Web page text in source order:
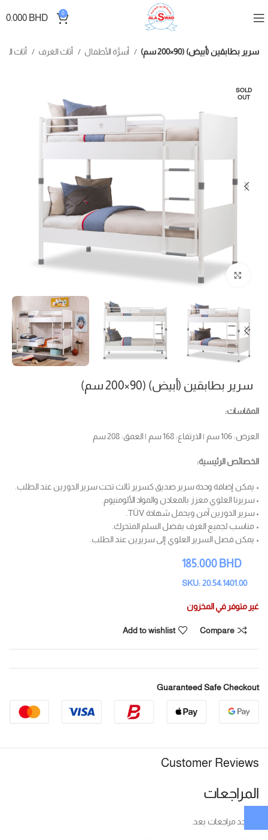
0
0.000 BHD
سرير بطابقين (أبيض) (90×200 سم)
SOLD
OUT
Click to enlarge
سرير بطابقين (أبيض) (90×200 سم)
المقاسات:
العرض: 106 سم | الارتفاع: 168 سم | العمق: 208 سم
الخصائص الرئيسية:
• يمكن إضافة وحدة سرير صديق كسرير ثالث تحت سرير الدورين عند الطلب.
• سريرنا العلوي معزز بالمعادن والمواد الألومنيوم.
• سرير الدورين آمن ويحمل شهادة TÜV.
• مناسب لجميع الغرف بفضل السلم المتحرك.
• يمكن فصل السرير العلوي إلى سريرين عند الطلب.
185.000 BHD
SKU: 20.54.1401.00
غير متوفر في المخزون
Compare
Add to wishlist
Guaranteed Safe Checkout
Customer Reviews
المراجعات
لا توجد مراجعات بعد.